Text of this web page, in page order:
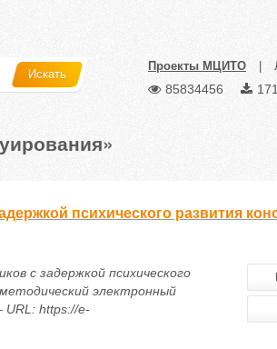
Искать
Проекты МЦИТО
85834456
психического развития
с задержкой психического
электронный
https://e-